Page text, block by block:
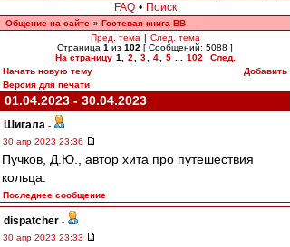
FAQ • Поиск
Общение на сайте » Гостевая книга ВВ
Пред. тема | След. тема
Страница 1 из 102 [ Сообщений: 5088 ]
На страницу 1 2 3 4 5 102
След.
Начать новую тему
Добавить
Версия для печати
01.04.2023 - 30.04.2023
Шигала -
30 апр 2023 23:36
Пучков, Д.Ю., автор хита про путешествия
кольца.
Последнее сообщение
dispatcher -
30 апр 2023 23:33